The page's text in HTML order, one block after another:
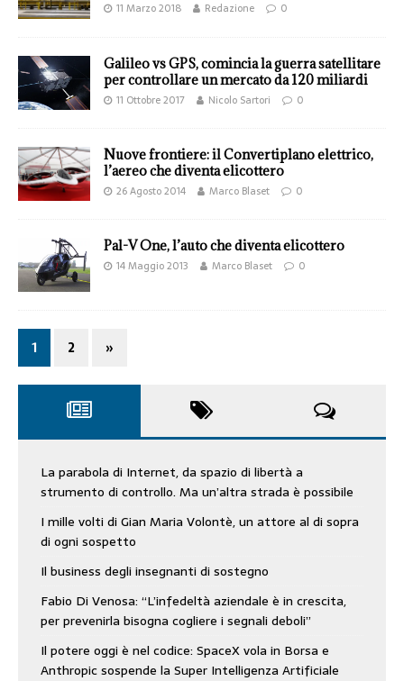
11 Marzo 2018 Redazione 0
Galileo vs GPS, comincia la guerra satellitare
per controllare un mercato da 120 miliardi
11 Ottobre 2017 Nicolo Sartori 0
Nuove frontiere: il Convertiplano elettrico,
l’aereo che diventa elicottero
26 Agosto 2014 Marco Blaset 0
Pal-V One, l’auto che diventa elicottero
14 Maggio 2013 Marco Blaset 0
1 2 »
La parabola di Internet, da spazio di libertà a
strumento di controllo. Ma un’altra strada è possibile
I mille volti di Gian Maria Volontè, un attore al di sopra
di ogni sospetto
Il business degli insegnanti di sostegno
Fabio Di Venosa: “L’infedeltà aziendale è in crescita,
per prevenirla bisogna cogliere i segnali deboli”
Il potere oggi è nel codice: SpaceX vola in Borsa e
Anthropic sospende la Super Intelligenza Artificiale